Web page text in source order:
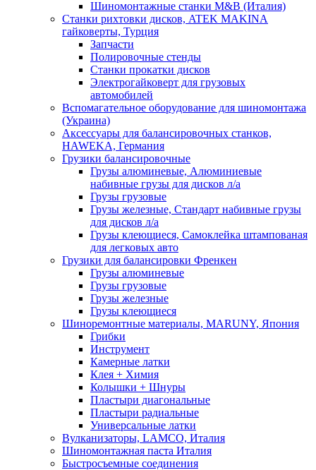
Шиномонтажные станки M&B (Италия)
Станки рихтовки дисков, ATEK MAKINA
гайковерты, Турция
Запчасти
Полировочные стенды
Станки прокатки дисков
Электрогайковерт для грузовых
автомобилей
Вспомагательное оборудование для шиномонтажа
(Украина)
Аксессуары для балансировочных станков,
HAWEKA, Германия
Грузики балансировочные
Грузы алюминевые, Алюминиевые
набивные грузы для дисков л/а
Грузы грузовые
Грузы железные, Cтандарт набивные грузы
для дисков л/а
Грузы клеющиеся, Самоклейка штампованая
для легковых авто
Грузики для балансировки Френкен
Грузы алюминевые
Грузы грузовые
Грузы железные
Грузы клеющиеся
Шиноремонтные материалы, MARUNY, Япония
Грибки
Инструмент
Камерные латки
Клея + Химия
Колышки + Шнуры
Пластыри диагональные
Пластыри радиальные
Универсальные латки
Вулканизаторы, LAMCO, Италия
Шиномонтажная паста Италия
Быстросъемные соединения